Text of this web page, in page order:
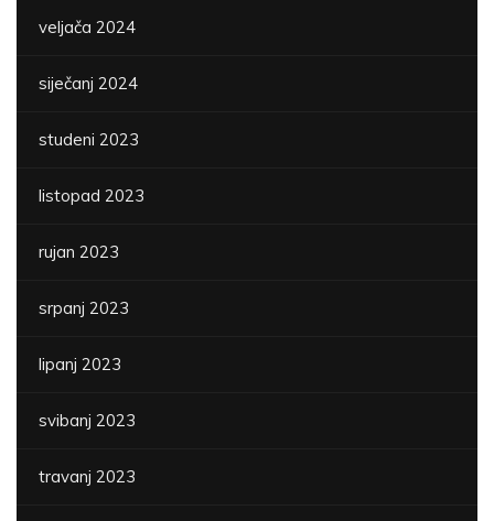
veljača 2024
siječanj 2024
studeni 2023
listopad 2023
rujan 2023
srpanj 2023
lipanj 2023
svibanj 2023
travanj 2023